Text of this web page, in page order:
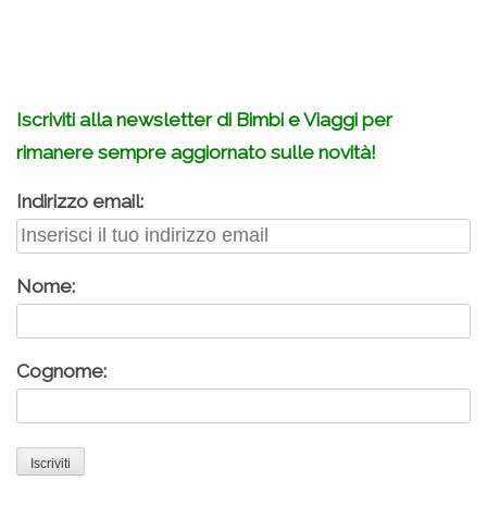
Iscriviti alla newsletter di Bimbi e Viaggi per
rimanere sempre aggiornato sulle novità!
Indirizzo email:
Nome:
Cognome: